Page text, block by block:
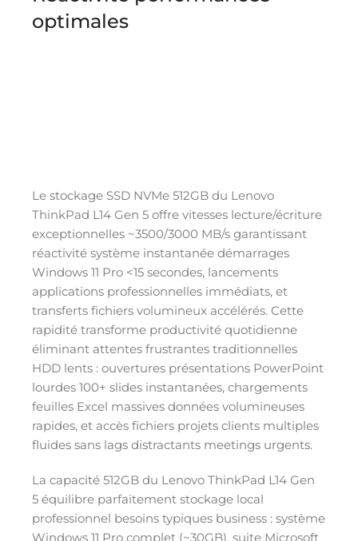
optimales
Le stockage SSD NVMe 512GB du Lenovo
ThinkPad L14 Gen 5 offre vitesses lecture/écriture
exceptionnelles ~3500/3000 MB/s garantissant
réactivité système instantanée démarrages
Windows 11 Pro <15 secondes, lancements
applications professionnelles immédiats, et
transferts fichiers volumineux accélérés. Cette
rapidité transforme productivité quotidienne
éliminant attentes frustrantes traditionnelles
HDD lents : ouvertures présentations PowerPoint
lourdes 100+ slides instantanées, chargements
feuilles Excel massives données volumineuses
rapides, et accès fichiers projets clients multiples
fluides sans lags distractants meetings urgents.
La capacité 512GB du Lenovo ThinkPad L14 Gen
5 équilibre parfaitement stockage local
professionnel besoins typiques business : système
Windows 11 Pro complet (~30GB), suite Microsoft